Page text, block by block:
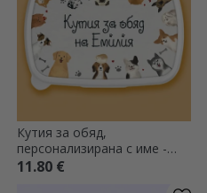
Кутия за обяд,
персонализирана с име -
Животни
11.80 €